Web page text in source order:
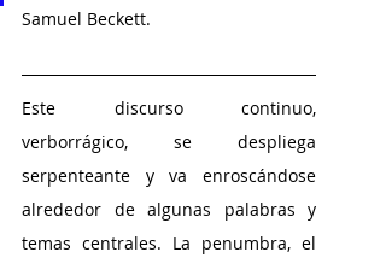
Samuel Beckett.
Este discurso continuo,
verborrágico, se despliega
serpenteante y va enroscándose
alrededor de algunas palabras y
temas centrales. La penumbra, el